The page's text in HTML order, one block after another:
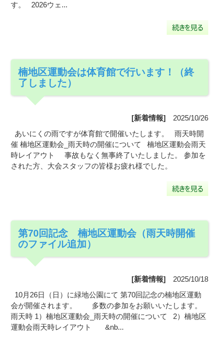
す。 2026ウェ...
楠地区運動会は体育館で行います！（終
了しました）
[新着情報] 2025/10/26
あいにくの雨ですが体育館で開催いたします。 雨天時開
催 楠地区運動会_雨天時の開催について 楠地区運動会雨天
時レイアウト 事故もなく無事終了いたしました。 参加を
された方、大会スタッフの皆様お疲れ様でした。
第70回記念 楠地区運動会（雨天時開催
のファイル追加）
[新着情報] 2025/10/18
10月26日（日）に緑地公園にて 第70回記念の楠地区運動
会が開催されます。 多数の参加をお願いいたします。
雨天時 1）楠地区運動会_雨天時の開催について 2）楠地区
運動会雨天時レイアウト &nb...